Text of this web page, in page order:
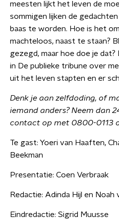
meesten lijkt het leven de
sommigen lijken de
baas te worden. Hoe is het
machteloos, naast te staan?
gezegd, maar hoe doe je dat?
in De publieke tribune over
uit het leven stapten en er
Denk je aan zelfdoding, of
iemand anders? Neem dan
contact op met 0800-0113
Te gast: Yoeri van Haaften,
Beekman
Presentatie: Coen Verbraak
Redactie: Adinda Hijl en Noah
Eindredactie: Sigrid Muusse